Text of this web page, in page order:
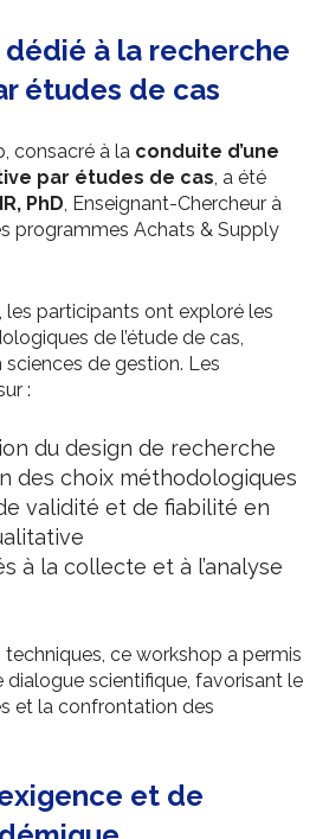
à la recherche
études de cas
consacré à la conduite d’une
par études de cas, a été
PhD, Enseignant-Chercheur à
programmes Achats & Supply
les participants ont exploré les
de l’étude de cas,
de gestion. Les
:
du design de recherche
des choix méthodologiques
validité et de fiabilité en
à la collecte et à l’analyse
ce workshop a permis
dialogue scientifique, favorisant le
et la confrontation des
et de